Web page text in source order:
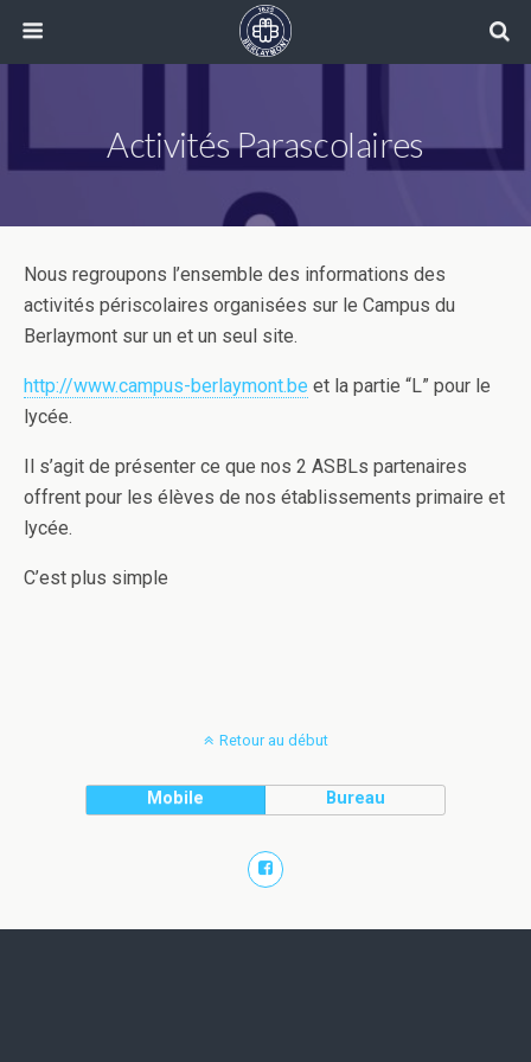
Activités Parascolaires
Nous regroupons l’ensemble des informations des
activités périscolaires organisées sur le Campus du
Berlaymont sur un et un seul site.
http://www.campus-berlaymont.be et la partie “L” pour le
lycée.
Il s’agit de présenter ce que nos 2 ASBLs partenaires
offrent pour les élèves de nos établissements primaire et
lycée.
C’est plus simple
Retour au début
Mobile Bureau